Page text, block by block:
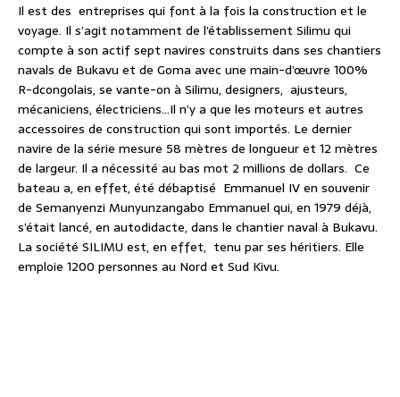
Il est des entreprises qui font à la fois la construction et le
voyage. Il s’agit notamment de l’établissement Silimu qui
compte à son actif sept navires construits dans ses chantiers
navals de Bukavu et de Goma avec une main-d’œuvre 100%
R-dcongolais, se vante-on à Silimu, designers, ajusteurs,
mécaniciens, électriciens…Il n’y a que les moteurs et autres
accessoires de construction qui sont importés. Le dernier
navire de la série mesure 58 mètres de longueur et 12 mètres
de largeur. Il a nécessité au bas mot 2 millions de dollars. Ce
bateau a, en effet, été débaptisé Emmanuel IV en souvenir
de Semanyenzi Munyunzangabo Emmanuel qui, en 1979 déjà,
s’était lancé, en autodidacte, dans le chantier naval à Bukavu.
La société SILIMU est, en effet, tenu par ses héritiers. Elle
emploie 1200 personnes au Nord et Sud Kivu.